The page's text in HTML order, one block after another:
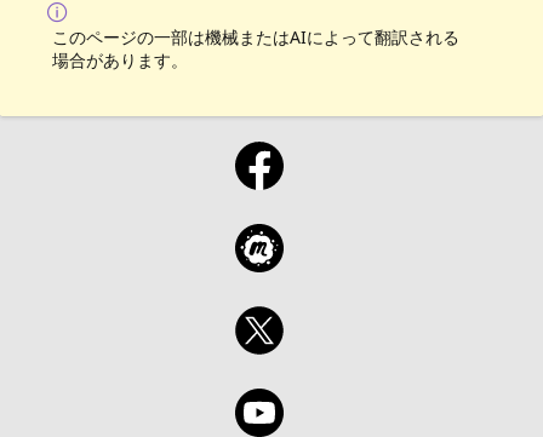
このページの一部は機械またはAIによって翻訳される
場合があります。